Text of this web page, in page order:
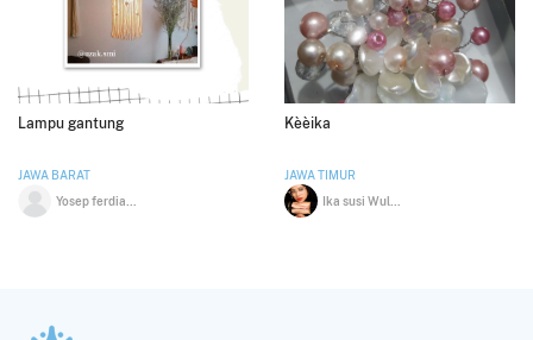
Lampu gantung
JAWA BARAT
Kèèika
JAWA TIMUR